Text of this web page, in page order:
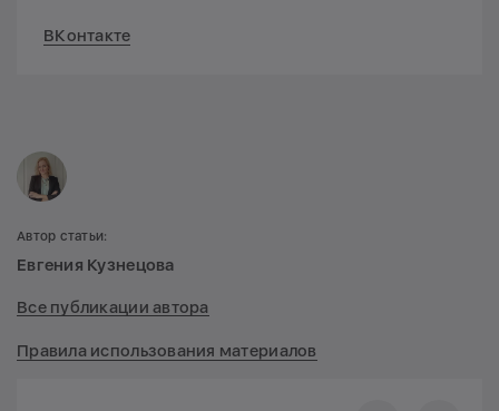
ВКонтакте
Автор статьи:
Евгения Кузнецова
Все публикации автора
Правила использования материалов